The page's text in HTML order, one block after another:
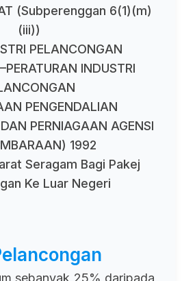
(Subperenggan 6(1)(m)
(iii))
PELANCONGAN
INDUSTRI
PENGENDALIAN
PERNIAGAAN AGENSI
1992
Seragam Bagi Pakej
Ke Luar Negeri
sebanyak 25% daripada